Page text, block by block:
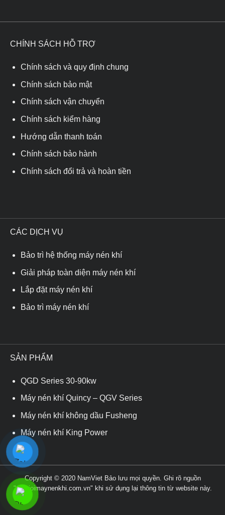
CHÍNH SÁCH HỖ TRỢ
Chính sách và quy định chung
Chính sách bảo mật
Chính sách vận chuyển
Chính sách kiểm hàng
Hướng dẫn thanh toán
Chính sách bảo hành
Chính sách đổi trả và hoàn tiền
CÁC DỊCH VỤ
Bảo trì hệ thống máy nén khí
Giải pháp toàn diện máy nén khí
Lắp đặt máy nén khí
Bảo trì máy nén khí
SẢN PHẨM
QGD Series 30-90kw
Máy nén khí Quincy – QGV Series
Máy nén khí không dầu Fusheng
Máy nén khí King Power
Copyright © 2020 NamViet Bảo lưu mọi quyền. Ghi rõ nguồn
"thegioimaynenkhi.com.vn" khi sử dụng lại thông tin từ website này.